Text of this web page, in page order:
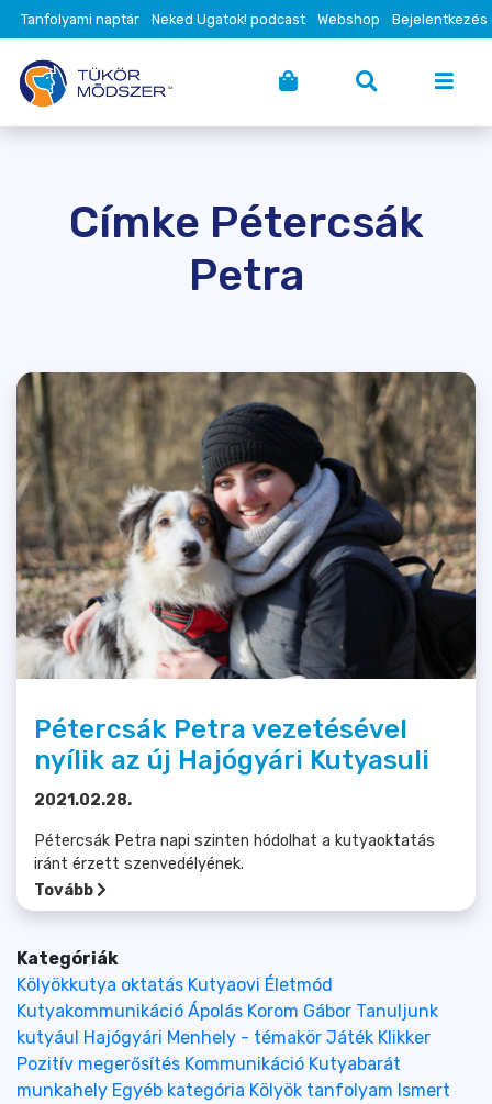
Tanfolyami naptár Neked Ugatok! podcast Webshop Bejelentkezés
Címke Pétercsák
Petra
Pétercsák Petra vezetésével
nyílik az új Hajógyári Kutyasuli
2021.02.28.
Pétercsák Petra napi szinten hódolhat a kutyaoktatás
iránt érzett szenvedélyének.
Tovább
Kategóriák
Kölyökkutya oktatás Kutyaovi Életmód
Kutyakommunikáció Ápolás Korom Gábor Tanuljunk
kutyául Hajógyári Menhely - témakör Játék Klikker
Pozitív megerősítés Kommunikáció Kutyabarát
munkahely Egyéb kategória Kölyök tanfolyam Ismert